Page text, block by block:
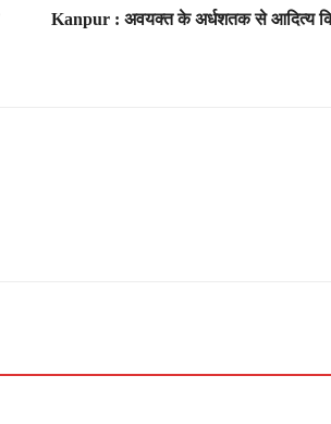
Kanpur : अवयक्त के अर्धशतक से आदित्य